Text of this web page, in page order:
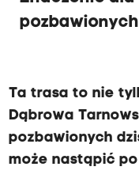
Ta trasa to nie
Dąbrowa
pozbawionych
może nastąpić